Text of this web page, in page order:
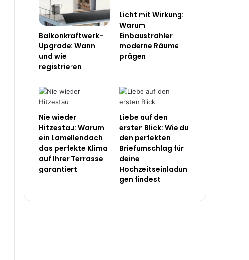
Balkonkraftwerk-
Upgrade: Wann
und wie
registrieren
Licht mit Wirkung:
Warum
Einbaustrahler
moderne Räume
prägen
Nie wieder
Hitzestau: Warum
ein Lamellendach
das perfekte Klima
auf Ihrer Terrasse
garantiert
Liebe auf den
ersten Blick: Wie du
den perfekten
Briefumschlag für
deine
Hochzeitseinladun
gen findest